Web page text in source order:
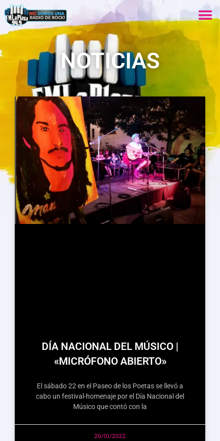
NOTICIAS
DÍA NACIONAL DEL MÚSICO |
«MICRÓFONO ABIERTO»
El sábado 22 en el Paseo de los Poetas se llevó a
cabo un festival-homenaje por el Día Nacional del
Músico que contó con la
26/01/2022